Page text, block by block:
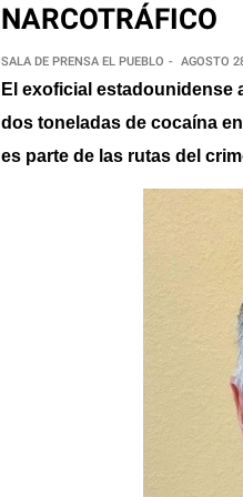
NARCOTRÁFICO
SALA DE PRENSA EL PUEBLO AGOSTO
El exoficial estadounidense
dos toneladas de cocaína
es parte de las rutas del